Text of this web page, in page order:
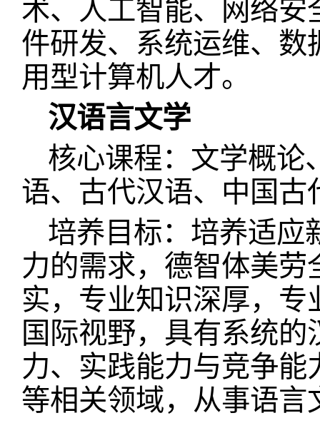
术、人工智能、网络
件研发、系统运维、
用型计算机人才。
汉语言文学
核心课程：文学概论
语、古代汉语、中国
培养目标：培养适应
力的需求，德智体美
实，专业知识深厚，
国际视野，具有系统
力、实践能力与竞争
等相关领域，从事语